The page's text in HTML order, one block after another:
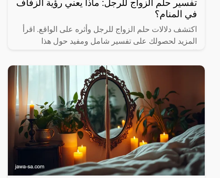
تفسير حلم الزواج للرجل: ماذا يعني رؤية الزفاف
في المنام؟
اكتشف دلالات حلم الزواج للرجل وأثره على الواقع. اقرأ
المزيد لحصولك على تفسير شامل ومفيد حول هذا